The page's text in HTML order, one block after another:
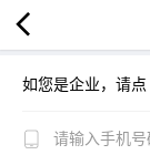
如您是企业，请点